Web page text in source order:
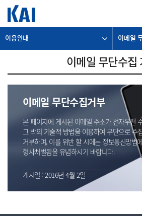
이용안내 이메일
이메일 무단수집
이메일 무단수집거부
본 페이지에 게시된 이메일 주소가 전자우편
그 밖의 기술적 방법을 이용하여 무단으로 수
거부하며, 이를 위반 할 시에는 정보통신망법
형사처벌됨을 유념하시기 바랍니다.
게시일 : 2016년 4월 2일